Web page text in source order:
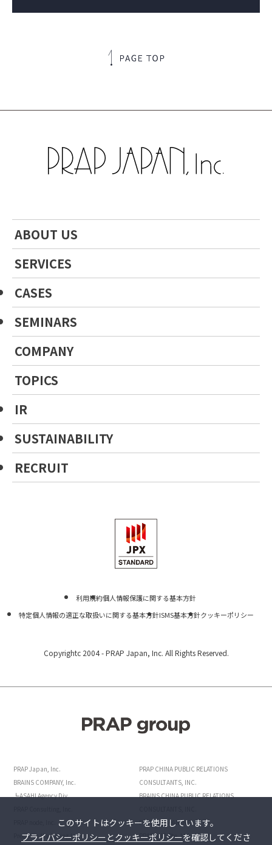
ABOUT US
SERVICES
CASES
SEMINARS
COMPANY
TOPICS
IR
SUSTAINABILITY
RECRUIT
利用規約個人情報保護に関する基本方針
特定個人情報の適正な取扱いに関する基本方針ISMS基本方針クッキーポリシー
Copyrightc 2004 -PRAP Japan, Inc. All Rights Reserved.
このサイトはクッキーを使用しています。
プライバシーポリシーとクッキーポリシーを確認してくださ
PRAP Japan, Inc.
BRAINS COMPANY, Inc.
┗ASAHI Agency Div.
Precision Marketing,Inc.
PRAP CHINA PUBLIC RELATIONS
CONSULTANTS, INC.
BRAINS CHINA PUBLIC RELATIONS
POINTS JAPAN INC.
PRAP AND Pte. Ltd.